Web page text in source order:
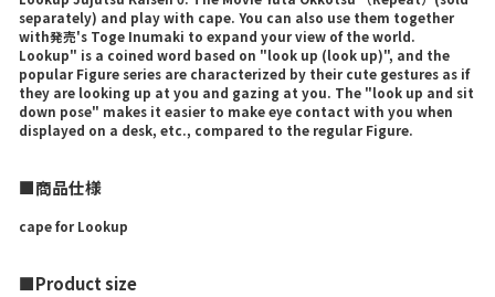
separately) and play with cape. You can also use them together
with発売's Toge Inumaki to expand your view of the world.
Lookup" is a coined word based on "look up (look up)", and the
popular Figure series are characterized by their cute gestures as if
they are looking up at you and gazing at you. The "look up and sit
down pose" makes it easier to make eye contact with you when
displayed on a desk, etc., compared to the regular Figure.
■商品仕様
cape for Lookup
■Product size